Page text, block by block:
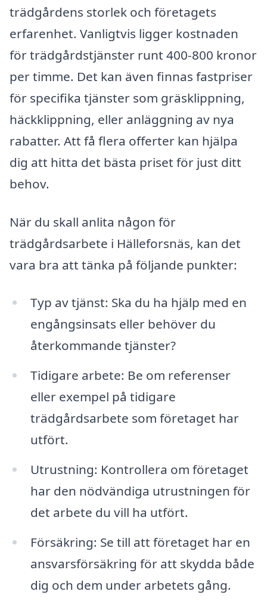
trädgårdens storlek och företagets
erfarenhet. Vanligtvis ligger kostnaden
för trädgårdstjänster runt 400-800 kronor
per timme. Det kan även finnas fastpriser
för specifika tjänster som gräsklippning,
häckklippning, eller anläggning av nya
rabatter. Att få flera offerter kan hjälpa
dig att hitta det bästa priset för just ditt
behov.
När du skall anlita någon för
trädgårdsarbete i Hälleforsnäs, kan det
vara bra att tänka på följande punkter:
Typ av tjänst: Ska du ha hjälp med en
engångsinsats eller behöver du
återkommande tjänster?
Tidigare arbete: Be om referenser
eller exempel på tidigare
trädgårdsarbete som företaget har
utfört.
Utrustning: Kontrollera om företaget
har den nödvändiga utrustningen för
det arbete du vill ha utfört.
Försäkring: Se till att företaget har en
ansvarsförsäkring för att skydda både
dig och dem under arbetets gång.